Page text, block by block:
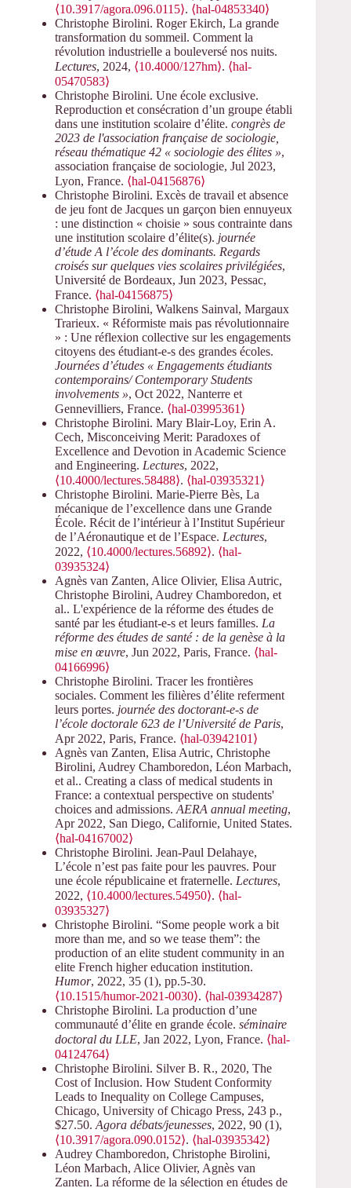
⟨10.3917/agora.096.0115⟩. ⟨hal-04853340⟩
Christophe Birolini. Roger Ekirch, La grande
transformation du sommeil. Comment la
révolution industrielle a bouleversé nos nuits.
Lectures, 2024, ⟨10.4000/127hm⟩. ⟨hal-
05470583⟩
Christophe Birolini. Une école exclusive.
Reproduction et consécration d’un groupe établi
dans une institution scolaire d’élite. congrès de
2023 de l'association française de sociologie,
réseau thématique 42 « sociologie des élites »,
association française de sociologie, Jul 2023,
Lyon, France. ⟨hal-04156876⟩
Christophe Birolini. Excès de travail et absence
de jeu font de Jacques un garçon bien ennuyeux
: une distinction « choisie » sous contrainte dans
une institution scolaire d’élite(s). journée
d’étude A l’école des dominants. Regards
croisés sur quelques vies scolaires privilégiées,
Université de Bordeaux, Jun 2023, Pessac,
France. ⟨hal-04156875⟩
Christophe Birolini, Walkens Sainval, Margaux
Trarieux. « Réformiste mais pas révolutionnaire
» : Une réflexion collective sur les engagements
citoyens des étudiant-e-s des grandes écoles.
Journées d’études « Engagements étudiants
contemporains/ Contemporary Students
involvements », Oct 2022, Nanterre et
Gennevilliers, France. ⟨hal-03995361⟩
Christophe Birolini. Mary Blair-Loy, Erin A.
Cech, Misconceiving Merit: Paradoxes of
Excellence and Devotion in Academic Science
and Engineering. Lectures, 2022,
⟨10.4000/lectures.58488⟩. ⟨hal-03935321⟩
Christophe Birolini. Marie-Pierre Bès, La
mécanique de l’excellence dans une Grande
École. Récit de l’intérieur à l’Institut Supérieur
de l’Aéronautique et de l’Espace. Lectures,
2022, ⟨10.4000/lectures.56892⟩. ⟨hal-
03935324⟩
Agnès van Zanten, Alice Olivier, Elisa Autric,
Christophe Birolini, Audrey Chamboredon, et
al.. L'expérience de la réforme des études de
santé par les étudiant-e-s et leurs familles. La
réforme des études de santé : de la genèse à la
mise en œuvre, Jun 2022, Paris, France. ⟨hal-
04166996⟩
Christophe Birolini. Tracer les frontières
sociales. Comment les filières d’élite referment
leurs portes. journée des doctorant-e-s de
l’école doctorale 623 de l’Université de Paris,
Apr 2022, Paris, France. ⟨hal-03942101⟩
Agnès van Zanten, Elisa Autric, Christophe
Birolini, Audrey Chamboredon, Léon Marbach,
et al.. Creating a class of medical students in
France: a contextual perspective on students'
choices and admissions. AERA annual meeting,
Apr 2022, San Diego, Californie, United States.
⟨hal-04167002⟩
Christophe Birolini. Jean-Paul Delahaye,
L’école n’est pas faite pour les pauvres. Pour
une école républicaine et fraternelle. Lectures,
2022, ⟨10.4000/lectures.54950⟩. ⟨hal-
03935327⟩
Christophe Birolini. “Some people work a bit
more than me, and so we tease them”: the
production of an elite student community in an
elite French higher education institution.
Humor, 2022, 35 (1), pp.5-30.
⟨10.1515/humor-2021-0030⟩. ⟨hal-03934287⟩
Christophe Birolini. La production d’une
communauté d’élite en grande école. séminaire
doctoral du LLE, Jan 2022, Lyon, France. ⟨hal-
04124764⟩
Christophe Birolini. Silver B. R., 2020, The
Cost of Inclusion. How Student Conformity
Leads to Inequality on College Campuses,
Chicago, University of Chicago Press, 243 p.,
$27.50. Agora débats/jeunesses, 2022, 90 (1),
⟨10.3917/agora.090.0152⟩. ⟨hal-03935342⟩
Audrey Chamboredon, Christophe Birolini,
Léon Marbach, Alice Olivier, Agnès van
Zanten. La réforme de la sélection en études de